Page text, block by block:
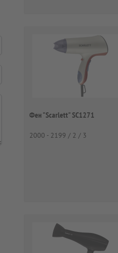
Фен "Scarlett" SC1271
2000 - 2199 / 2 / 3